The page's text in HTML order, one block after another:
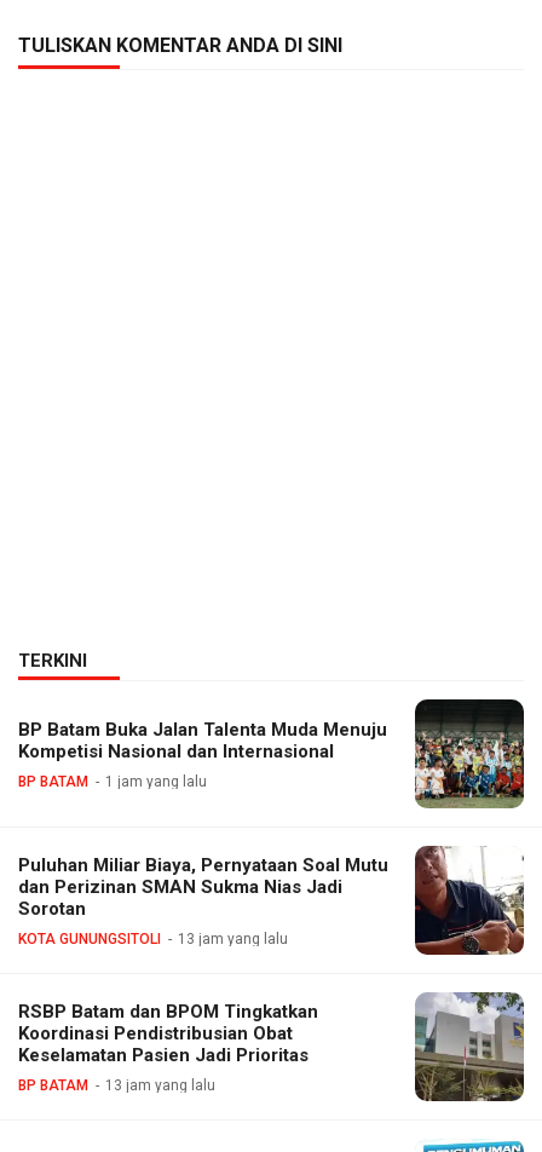
TULISKAN KOMENTAR ANDA DI SINI
TERKINI
BP Batam Buka Jalan Talenta Muda Menuju
Kompetisi Nasional dan Internasional
BP BATAM 1 jam yang lalu
Puluhan Miliar Biaya, Pernyataan Soal Mutu
dan Perizinan SMAN Sukma Nias Jadi
Sorotan
KOTA GUNUNGSITOLI 13 jam yang lalu
RSBP Batam dan BPOM Tingkatkan
Koordinasi Pendistribusian Obat
Keselamatan Pasien Jadi Prioritas
BP BATAM 13 jam yang lalu